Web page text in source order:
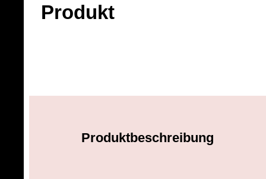
Produkt
Produktbeschreibung